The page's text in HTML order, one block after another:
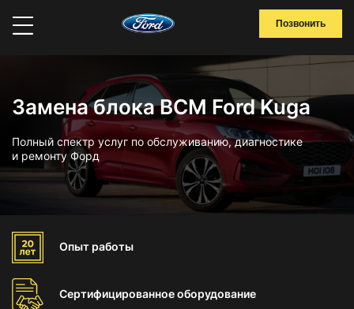
Позвонить
Замена блока BCM Ford Kuga
Полный спектр услуг по обслуживанию, диагностике
и ремонту Форд
Опыт работы
Сертифицированноеоборудование